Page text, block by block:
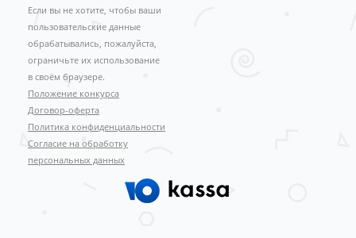
Если вы не хотите, чтобы ваши
пользовательские данные
обрабатывались, пожалуйста,
ограничьте их использование
в своём браузере.
Положение конкурса
Договор-оферта
Политика конфиденциальности
Согласие на обработку
персональных данных